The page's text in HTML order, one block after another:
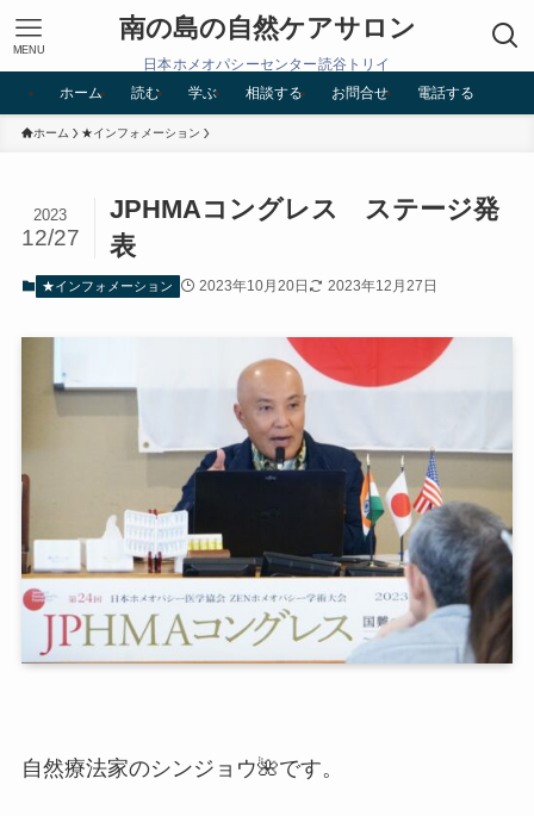
南の島の自然ケアサロン
日本ホメオパシーセンター読谷トリイ
MENU
ホーム 読む 学ぶ 相談する お問合せ 電話する
ホーム ★インフォメーション
JPHMAコングレス ステージ発
表
2023
12/27
★インフォメーション 2023年10月20日 2023年12月27日
自然療法家のシンジョウ🌺です。